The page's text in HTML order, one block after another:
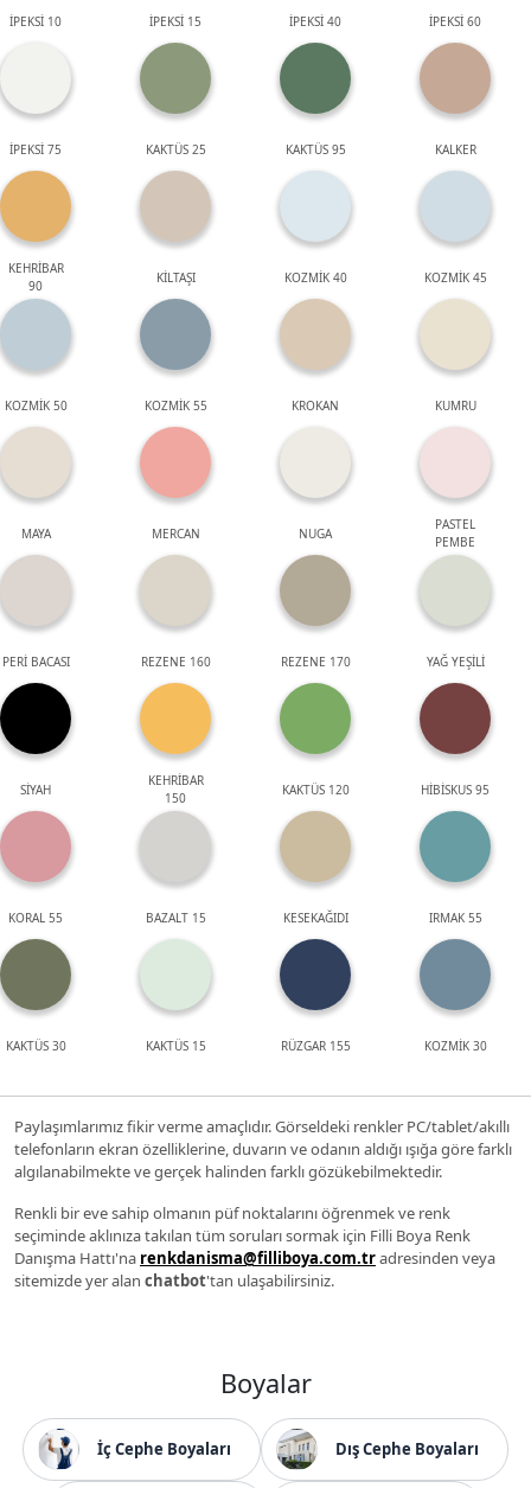
İPEKSİ 10 İPEKSİ 15 İPEKSİ 40 İPEKSİ 60
İPEKSİ 75 KAKTÜS 25 KAKTÜS 95 KALKER
KEHRİBAR
90
KİLTAŞI KOZMİK 40 KOZMİK 45
KOZMİK 50 KOZMİK 55 KROKAN KUMRU
MAYA MERCAN NUGA
PASTEL
PEMBE
PERİ BACASI REZENE 160 REZENE 170 YAĞ YEŞİLİ
SİYAH
KEHRİBAR
150
KAKTÜS 120 HİBİSKUS 95
KORAL 55 BAZALT 15 KESEKAĞIDI IRMAK 55
KAKTÜS 30 KAKTÜS 15 RÜZGAR 155 KOZMİK 30
Paylaşımlarımız fikir verme amaçlıdır. Görseldeki renkler PC/tablet/akıllı
telefonların ekran özelliklerine, duvarın ve odanın aldığı ışığa göre farklı
algılanabilmekte ve gerçek halinden farklı gözükebilmektedir.
Renkli bir eve sahip olmanın püf noktalarını öğrenmek ve renk
seçiminde aklınıza takılan tüm soruları sormak için Filli Boya Renk
Danışma Hattı'na renkdanisma@filliboya.com.tradresinden veya
sitemizde yer alan chatbot'tan ulaşabilirsiniz.
Boyalar
İç Cephe Boyaları Dış Cephe Boyaları